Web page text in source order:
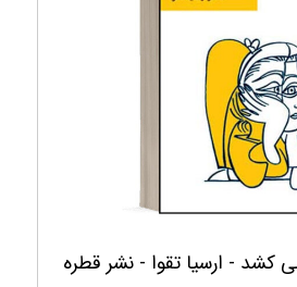
- ارسیا تقوا - نشر قطره